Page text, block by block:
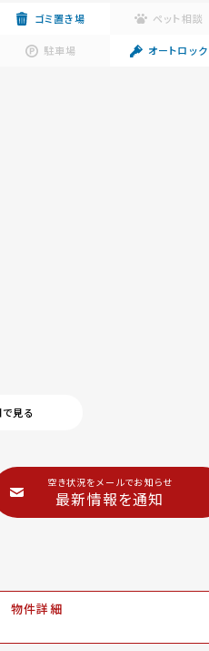
ゴミ置き場 ペット相談
駐車場 オートロック
見る
空き状況をメールでお知らせ
最新情報を通知
物件詳細